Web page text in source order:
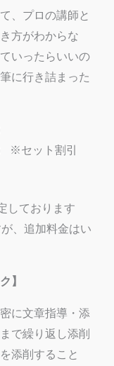
、プロの講師と
方がわからな
いったらいいの
に行き詰まった
※セット割引
しております
、追加料金はい
】
に文章指導・添
で繰り返し添削
添削すること